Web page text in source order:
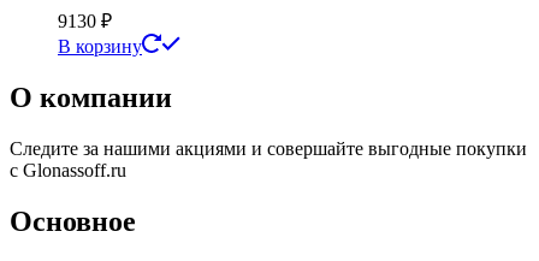
9130 ₽
В корзину
О компании
Следите за нашими акциями и совершайте выгодные покупки
с Glonassoff.ru
Основное